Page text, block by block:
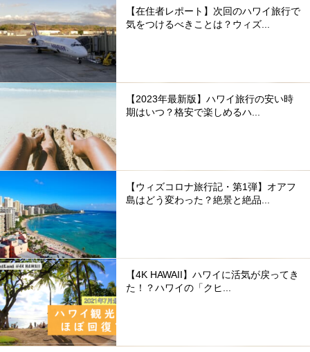
【在住者レポート】次回のハワイ旅行で
気をつけるべきことは？ウィズ...
【2023年最新版】ハワイ旅行の安い時
期はいつ？格安で楽しめるハ...
【ウィズコロナ旅行記・第1弾】オアフ
島はどう変わった？絶景と絶品...
【4K HAWAII】ハワイに活気が戻ってき
た！？ハワイの「クヒ...